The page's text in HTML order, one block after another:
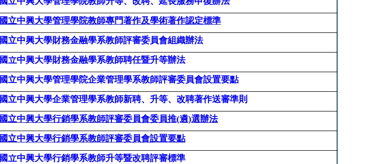
國立中興大學管理學院教師專門著作及學術著作認定標準
國立中興大學財務金融學系教師評審委員會組織辦法
國立中興大學財務金融學系教師聘任暨升等辦法
國立中興大學管理學院企業管理學系教師評審委員會設置要點
國立中興大學企業管理學系教師新聘、升等、改聘著作送審準則
國立中興大學行銷學系教師評審委員會委員推(遴)選辦法
國立中興大學行銷學系教師評審委員會設置要點
國立中興大學行銷學系教師升等暨改聘評審標準